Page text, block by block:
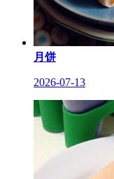
月饼
2026-07-13